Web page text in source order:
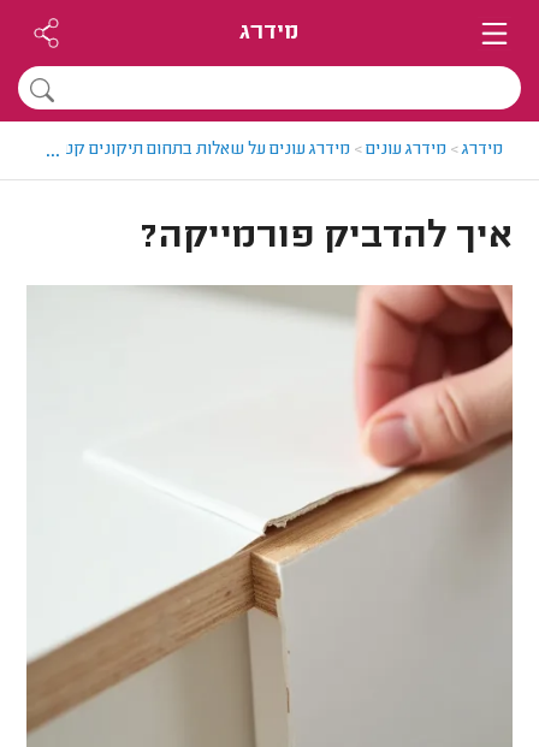
מידרג
מידרג> מידרג עונים> מידרג עונים על שאלות בתחום תיקונים קטנים -
...
איך להדביק פורמייקה?